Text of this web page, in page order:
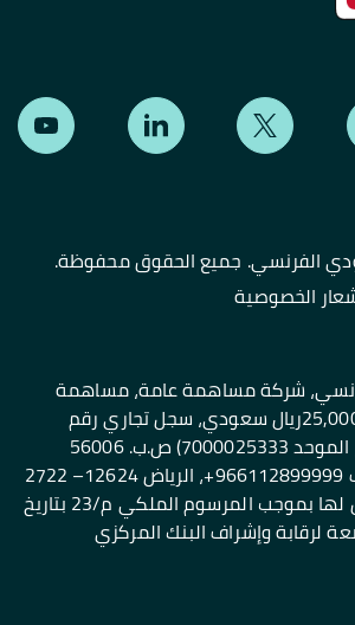
الخصوصية
شركة مساهمة عامة، مساهمة
برأس مال 25,000,000,000ريال سعودي، سجل تجاري رقم
1010073368 (الرقم الموحد 7000025333) ص.ب. 56006
الرياض 11554، هاتف 966112899999+، الرياض 12624– 2722
، www.bsf.sa، مرخص لها بموجب المرسوم الملكي م/23 بتاريخ
وخاضعة لرقابة وإشراف البنك المركزي